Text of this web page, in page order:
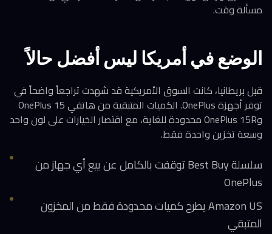
مسألة وقت.
الوضع في أمريكا ليس أفضل حالاً
قبل بريطانيا، كانت السوق الأمريكية قد شهدت تراجعاً واضحاً في
توفر أجهزة OnePlus. الكميات المتبقية من هاتفي OnePlus 15
وOnePlus 15R محدودة للغاية، مع اقتصار الخيارات على لون واحد
وسعة تخزين واحدة فقط.
سلسلة Best Buy توقفت بالكامل عن بيع أي جهاز من
OnePlus
Amazon US يطرح كميات محدودة فقط من المخزون
المتبقي